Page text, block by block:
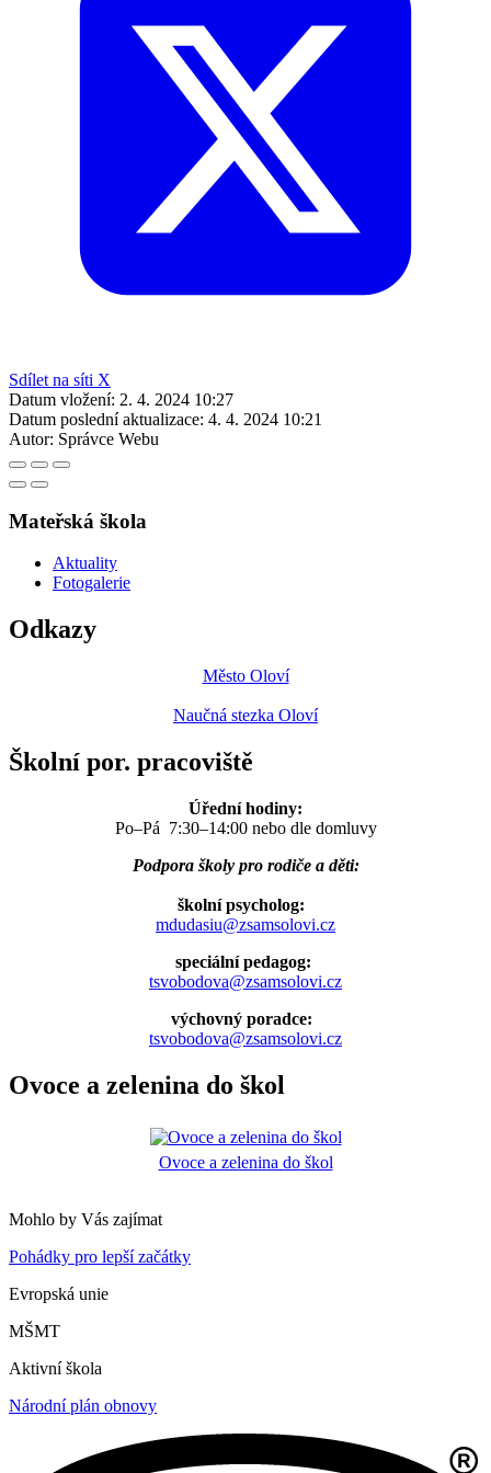
Sdílet na síti X
Datum vložení: 2. 4. 2024 10:27
Datum poslední aktualizace: 4. 4. 2024 10:21
Autor: Správce Webu
Mateřská škola
Aktuality
Fotogalerie
Odkazy
Město Oloví
Naučná stezka Oloví
Školní por. pracoviště
Úřední hodiny:
Po–Pá 7:30–14:00 nebo dle domluvy
Podpora školy pro rodiče a děti:
školní psycholog:
mdudasiu@zsamsolovi.cz
speciální pedagog:
tsvobodova@zsamsolovi.cz
výchovný poradce:
tsvobodova@zsamsolovi.cz
Ovoce a zelenina do škol
Ovoce a zelenina do škol
Mohlo by Vás zajímat
Pohádky pro lepší začátky
Evropská unie
MŠMT
Aktivní škola
Národní plán obnovy